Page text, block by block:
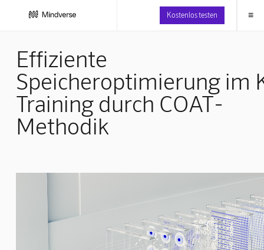
Kostenlos testen ≡
Effiziente
Speicheroptimierung im
Training durch COAT-
Methodik